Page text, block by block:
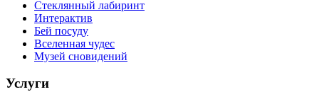
Стеклянный лабиринт
Интерактив
Бей посуду
Вселенная чудес
Музей сновидений
Услуги